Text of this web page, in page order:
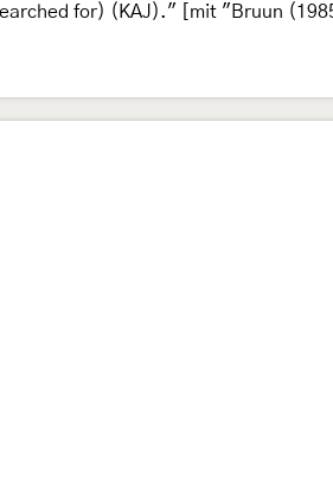
for) (KAJ)." [mit "Bruun